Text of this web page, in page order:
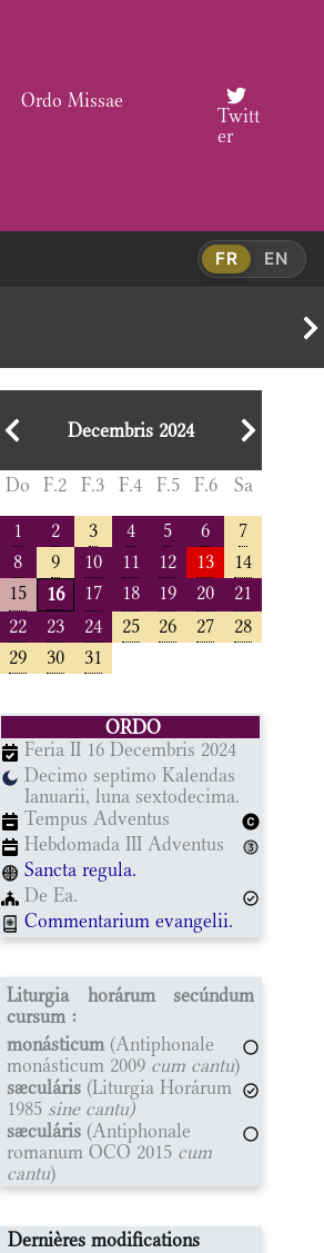
Ordo Missae
Twitt
er
FR EN
Decembris 2024
Do F.2 F.3 F.4 F.5 F.6 Sa
1 2 3 4 5 6
7
8
9 10 11 12 13
14
15
16 17 18 19 20
21
22
23 24 25 26 27
28
29
30 31
ORDO
Feria II 16 Decembris 2024
Decimo septimo Kalendas
Ianuarii, luna sextodecima.
Tempus Adventus
Hebdomada III Adventus
Sancta regula.
De Ea.
Commentarium evangelii.
Liturgia horárum secúndum
cursum :
monásticum (Antiphonale
monásticum 2009 cum cantu)
sæculáris (Liturgia Horárum
1985 sine cantu)
sæculáris (Antiphonale
romanum OCO 2015 cum
cantu)
Dernières modifications